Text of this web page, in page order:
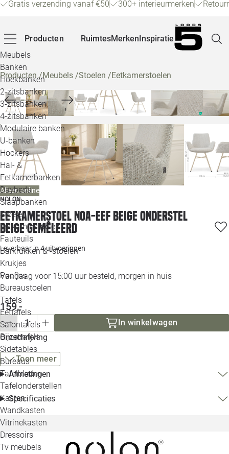
Gratis verzending vanaf €50 300+ interieurmerken
Producten
Meubels
Banken
Hoekbanken
2-zitsbanken
3-zitsbanken
4-zitsbanken
Modulaire banken
U-banken
Hockers
Hal- &
Eetkamerbanken
Daybeds
Slaapbanken
Stoelen
Eetkamerstoelen
Fauteuils
Barkrukken & -stoelen
Krukjes
Poefjes
Bureaustoelen
Tafels
Eettafels
Salontafels
Bijzettafels
Sidetables
Bureaus
Tafelbladen
Tafelonderstellen
Kasten
Wandkasten
Vitrinekasten
Dressoirs
Tv meubels
RuimtesMerkenInspiratie
Alle
Producten/Meubels /Stoelen /Eetkamerstoelen
Alleen online
NOLON
Eetkamerstoel Noa-Eef beige onderstel
beige gemêleerd
Leverbaar in4 uitvoeringen
Vandaag voor 15:00 uur besteld, morgen in huis
159,-
In winkelwagen
Omschrijving
Toon meer
Afmetingen
Specificaties